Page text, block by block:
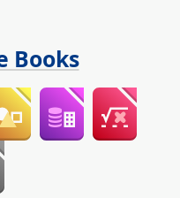
Books